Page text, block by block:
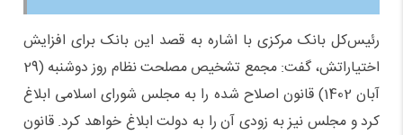
رئیس‌کل بانک مرکزی با اشاره به قصد این بانک برای افزایش
اختیاراتش، گفت: مجمع تشخیص مصلحت نظام روز دوشنبه (29
آبان 1402) قانون اصلاح شده را به مجلس شورای اسلامی ابلاغ
کرد و مجلس نیز به زودی آن را به دولت ابلاغ خواهد کرد. قانون